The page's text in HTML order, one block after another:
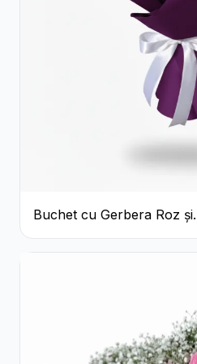
Buchet cu Gerbera Roz și
Crizanteme Verzi